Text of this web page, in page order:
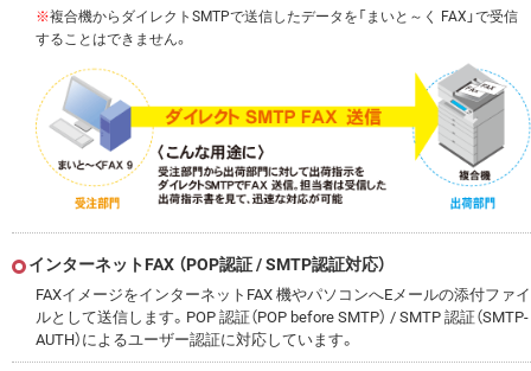
※複合機からダイレクトSMTPで送信したデータを「まいと～く FAX」で受信
することはできません。
インターネットFAX （POP認証 / SMTP認証対応）
FAXイメージをインターネットFAX 機やパソコンへEメールの添付ファイ
ルとして送信します。POP 認証（POP before SMTP） / SMTP 認証（SMTP-
AUTH）によるユーザー認証に対応しています。